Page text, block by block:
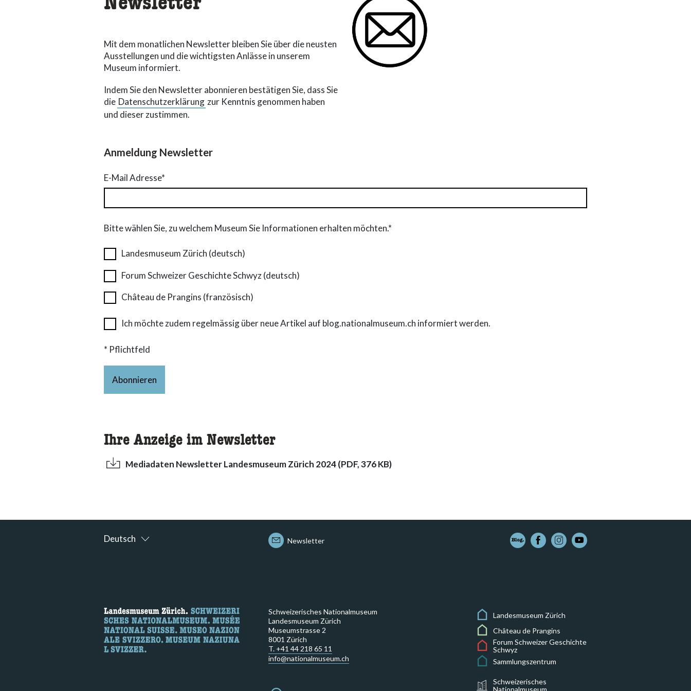
Mit dem monatlichen Newsletter bleiben Sie über die neusten
Ausstellungen und die wichtigsten Anlässe in unserem
Museum informiert.
Indem Sie den Newsletter abonnieren bestätigen Sie, dass Sie
die Datenschutzerklärung zur Kenntnis genommen haben
und dieser zustimmen.
Anmeldung Newsletter
E-Mail Adresse*
Bitte wählen Sie, zu welchem Museum Sie Informationen erhalten möchten.*
Landesmuseum Zürich (deutsch)
Forum Schweizer Geschichte Schwyz (deutsch)
Château de Prangins (französisch)
Ich möchte zudem regelmässig über neue Artikel auf blog.nationalmuseum.ch informiert werden.
* Pflichtfeld
Abonnieren
Ihre Anzeige im Newsletter
Mediadaten Newsletter Landesmuseum Zürich 2024 (PDF, 376 KB)
Deutsch Newsletter
Schweizerisches Nationalmuseum
Landesmuseum Zürich
Museumstrasse 2
8001 Zürich
T. +41 44 218 65 11
info@nationalmuseum.ch
Landesmuseum Zürich
Château de Prangins
Forum Schweizer Geschichte
Schwyz
Sammlungszentrum
Schweizerisches
Nationalmuseum